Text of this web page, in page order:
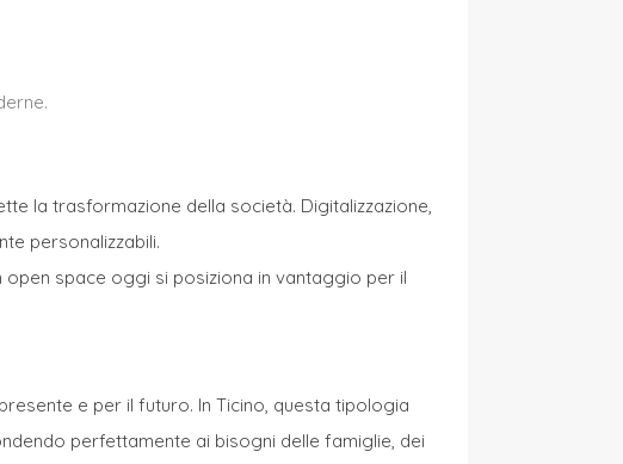
la trasformazione della società. Digitalizzazione,
personalizzabili.
space oggi si posiziona in vantaggio per il
e per il futuro. In Ticino, questa tipologia
perfettamente ai bisogni delle famiglie, dei